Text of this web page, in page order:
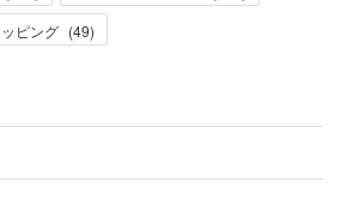
ピング (49)